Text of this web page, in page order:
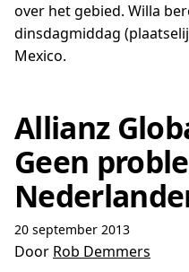
over het gebied. Willa
dinsdagmiddag
Mexico.
Allianz
Geen
20 september 2013
Door Rob Demmers